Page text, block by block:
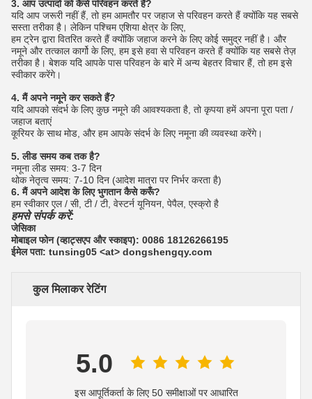
3. आप उत्पादों को कैसे परिवहन करते हैं?
यदि आप जरूरी नहीं हैं, तो हम आमतौर पर जहाज से परिवहन करते हैं क्योंकि यह सबसे
सस्ता तरीका है। लेकिन पश्चिम एशिया क्षेत्र के लिए,
हम ट्रेन द्वारा वितरित करते हैं क्योंकि जहाज करने के लिए कोई समुद्र नहीं है। और
नमूने और तत्काल कार्गो के लिए, हम इसे हवा से परिवहन करते हैं क्योंकि यह सबसे तेज़
तरीका है। बेशक यदि आपके पास परिवहन के बारे में अन्य बेहतर विचार हैं, तो हम इसे
स्वीकार करेंगे।
4. मैं अपने नमूने कर सकते हैं?
यदि आपको संदर्भ के लिए कुछ नमूने की आवश्यकता है, तो कृपया हमें अपना पूरा पता /
जहाज बताएं
कूरियर के साथ मोड, और हम आपके संदर्भ के लिए नमूना की व्यवस्था करेंगे।
5. लीड समय कब तक है?
नमूना लीड समय: 3-7 दिन
थोक नेतृत्व समय: 7-10 दिन (आदेश मात्रा पर निर्भर करता है)
6. मैं अपने आदेश के लिए भुगतान कैसे करूँ?
हम स्वीकार एल / सी, टी / टी, वेस्टर्न यूनियन, पेपैल, एस्क्रो है
हमसे संपर्क करें:
जेसिका
मोबाइल फोन (व्हाट्सएप और स्काइप): 0086 18126266195
ईमेल पता: tunsing05 <at> dongshengqy.com
कुल मिलाकर रेटिंग
5.0
इस आपूर्तिकर्ता के लिए 50 समीक्षाओं पर आधारित